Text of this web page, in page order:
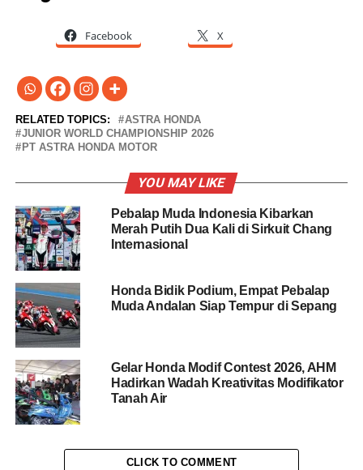
Facebook X
RELATED TOPICS:
ASTRA HONDA
JUNIOR WORLD CHAMPIONSHIP 2026
PT ASTRA HONDA MOTOR
YOU MAY LIKE
Pebalap Muda Indonesia Kibarkan
Merah Putih Dua Kali di Sirkuit Chang
Internasional
Honda Bidik Podium, Empat Pebalap
Muda Andalan Siap Tempur di Sepang
Gelar Honda Modif Contest 2026, AHM
Hadirkan Wadah Kreativitas Modifikator
Tanah Air
CLICK TO COMMENT